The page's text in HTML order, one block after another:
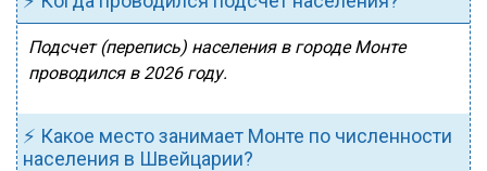
Подсчет (перепись) населения в городе Монте
проводился в 2026 году.
⚡ Какое место занимает Монте по численности
населения в Швейцарии?